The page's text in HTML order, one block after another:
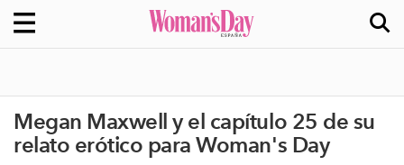
Megan Maxwell y el capítulo 25 de su
relato erótico para Woman's Day